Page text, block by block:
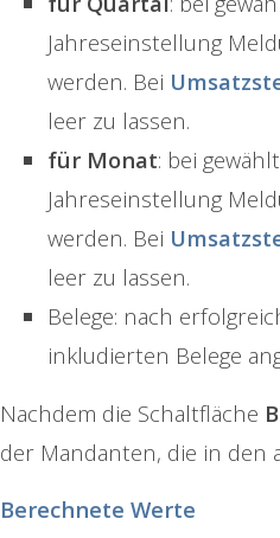
Jahreseinstellung
werden. Bei
leer zu lassen.
für Monat: bei
Jahreseinstellung
werden. Bei
leer zu lassen.
Belege: nach
inkludierten Belege
Nachdem die Schaltfläche
der Mandanten, die in den
Berechnete Werte